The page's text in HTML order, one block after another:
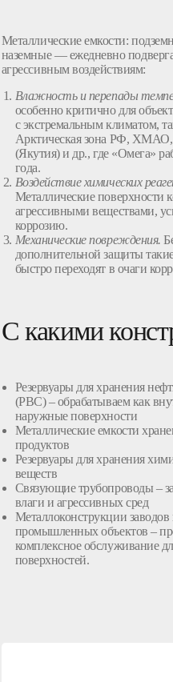
Металлические емкости:
наземные— ежедневно
агрессивным воздействиям:
Влажность и перепады
особенно критично для
с экстремальным климатом,
Арктическая зона РФ,
(Якутия) и др., где «Омега»
года.
Воздействие химических
Металлические поверхности
агрессивными веществами,
коррозию.
Механические повреждения.
дополнительнойзащиты
быстро переходят в очаги
С какими
Резервуары для хранения
(РВС) – обрабатываем как
наружные поверхности
Металлические емкости
продуктов
Резервуары для хранения
веществ
Связующие трубопроводы –
влаги и агрессивных сред
Металлоконструкции заводов
промышленных объектов –
комплексное обслуживание
поверхностей.